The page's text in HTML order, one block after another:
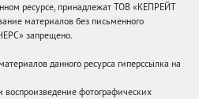
ресурсе, принадлежат ТОВ «КЕПРЕЙТ
материалов без письменного
запрещено.
данного ресурса гиперссылка на
фотографических